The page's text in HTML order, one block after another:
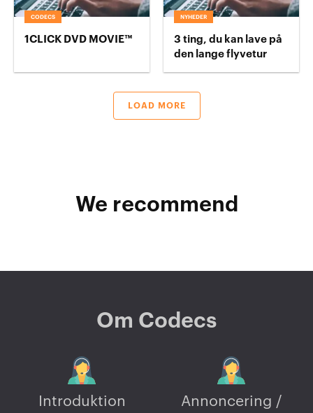
CODECS
1CLICK DVD MOVIE™
NYHEDER
3 ting, du kan lave på
den lange flyvetur
LOAD MORE
We recommend
Om Codecs
Introduktion
Annoncering /